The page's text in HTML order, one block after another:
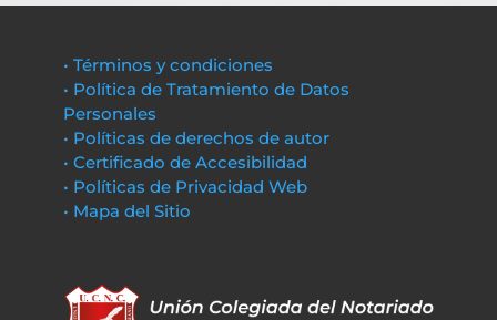
• Términos y condiciones
• Política de Tratamiento de Datos
Personales
• Políticas de derechos de autor
• Certificado de Accesibilidad
• Políticas de Privacidad Web
• Mapa del Sitio